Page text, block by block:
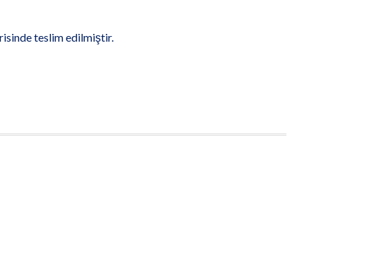
teslim edilmiştir.